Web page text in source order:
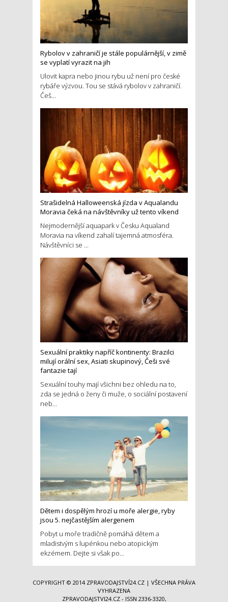
Rybolov v zahraničí je stále populárnější, v zimě
se vyplatí vyrazit na jih
Ulovit kapra nebo jinou rybu už není pro české
rybáře výzvou. Tou se stává rybolov v zahraničí.
Češ...
Strašidelná Halloweenská jízda v Aqualandu
Moravia čeká na návštěvníky už tento víkend
Nejmodernější aquapark v Česku Aqualand
Moravia na víkend zahalí tajemná atmosféra.
Návštěvníci se ...
Sexuální praktiky napříč kontinenty: Brazilci
milují orální sex, Asiati skupinový, Češi své
fantazie tají
Sexuální touhy mají všichni bez ohledu na to,
zda se jedná o ženy či muže, o sociální postavení
neb...
Dětem i dospělým hrozí u moře alergie, ryby
jsou 5. nejčastějším alergenem
Pobyt u moře tradičně pomáhá dětem a
mladistvým s lupénkou nebo atopickým
ekzémem. Dejte si však po...
COPYRIGHT © 2014 ZPRAVODAJSTVÍ24.CZ | VŠECHNA PRÁVA
VYHRAZENA
ZPRAVODAJSTVI24.CZ - ISSN 2336-3320,